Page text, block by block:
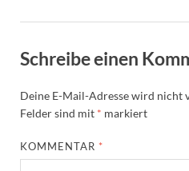
Schreibe einen
Deine E-Mail-Adresse wird nicht
Felder sind mit * markiert
KOMMENTAR *